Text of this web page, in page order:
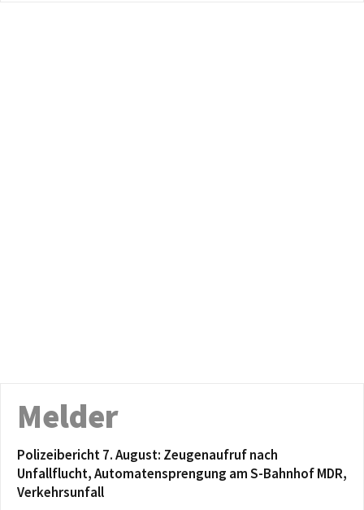
Melder
Polizeibericht 7. August: Zeugenaufruf nach
Unfallflucht, Automatensprengung am S-Bahnhof MDR,
Verkehrsunfall